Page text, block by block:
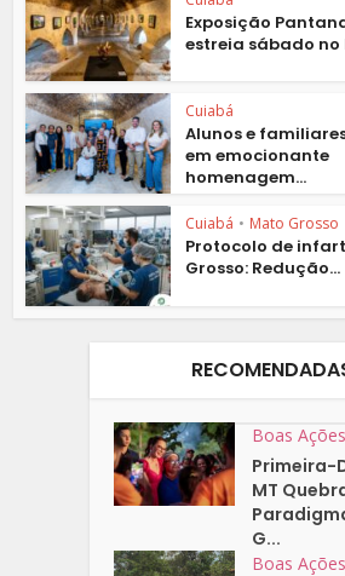
Exposição
estreia sábado no
Cuiabá
Alunos e
em emocionante
homenagem...
Cuiabá • Mato Grosso
Protocolo de
Grosso: Redução...
Boas Ações
Primeira-
MT
G...
Boas Ações